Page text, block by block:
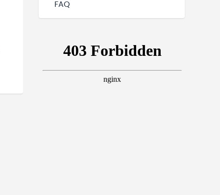
FAQ